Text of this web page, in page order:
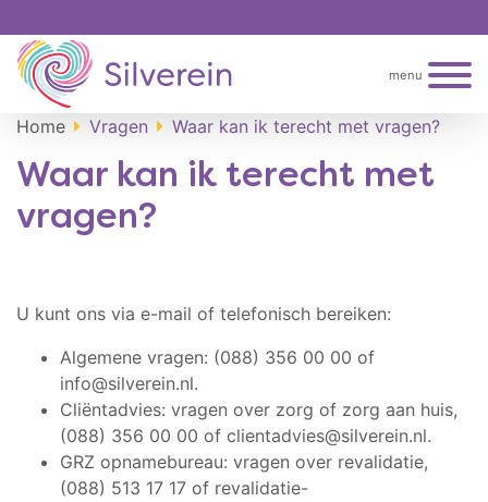
menu
Home Vragen Waar kan ik terecht met vragen?
Waar kan ik terecht met
vragen?
U kunt ons via e-mail of telefonisch bereiken:
Algemene vragen: (088) 356 00 00 of
info@silverein.nl.
Cliëntadvies: vragen over zorg of zorg aan huis,
(088) 356 00 00 of clientadvies@silverein.nl.
GRZ opnamebureau: vragen over revalidatie,
(088) 513 17 17 of revalidatie-